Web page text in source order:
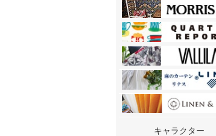
キャラクター